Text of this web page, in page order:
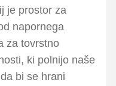
je prostor za
napornega
za tovrstno
ki polnijo naše
bi se hrani